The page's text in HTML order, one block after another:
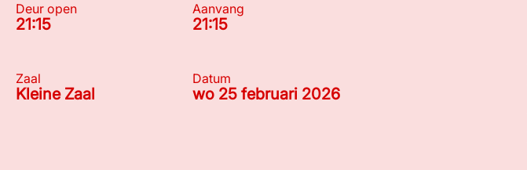
Deur open
21:15
Aanvang
21:15
Zaal
Kleine Zaal
Datum
wo 25 februari 2026